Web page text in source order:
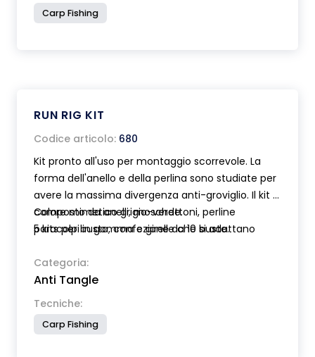
Carp Fishing
RUN RIG KIT
Codice articolo: 680
Kit pronto all'uso per montaggio scorrevole. La
forma dell'anello e della perlina sono studiate per
avere la massima divergenza anti-groviglio. Il kit è
composto da anelli, moschettoni, perline
paracolpi in gomma e girelle che si adattano
Colore mimetico grigio-verde.
5 kits per busta, confezione da 10 buste.
Categoria:
Anti Tangle
Tecniche:
Carp Fishing